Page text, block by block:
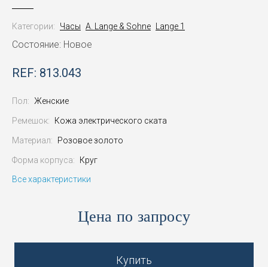
Категории: Часы A. Lange & Sohne Lange 1
Состояние: Новое
REF: 813.043
Пол: Женские
Ремешок: Кожа электрического ската
Материал: Розовое золото
Форма корпуса:
Круг
Все характеристики
Цена по запросу
Купить